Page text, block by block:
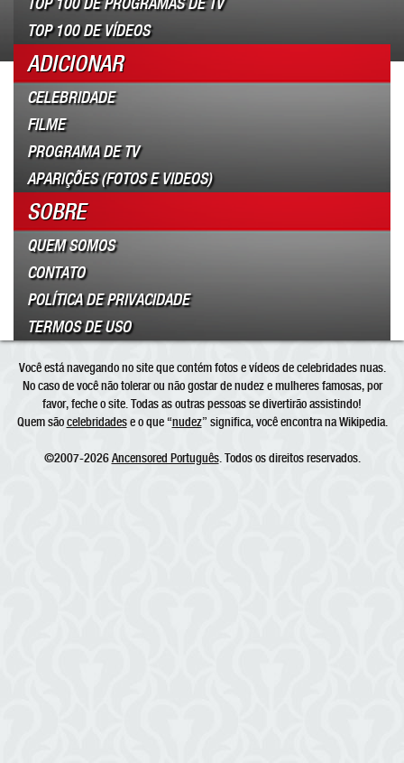
TOP 100 DE VÍDEOS
ADICIONAR
CELEBRIDADE
FILME
PROGRAMA DE TV
APARIÇÕES (FOTOS E VIDEOS)
SOBRE
QUEM SOMOS
CONTATO
POLÍTICA DE PRIVACIDADE
TERMOS DE USO
Você está navegando no site que contém fotos e vídeos de celebridades nuas.
No caso de você não tolerar ou não gostar de nudez e mulheres famosas, por
favor, feche o site. Todas as outras pessoas se divertirão assistindo!
Quem sãocelebridadese o que “nudez” significa, você encontra na Wikipedia.
©2007-2026Ancensored Português. Todos os direitos reservados.